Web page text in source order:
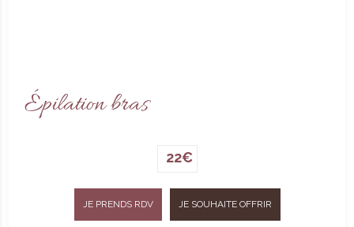
Épilation bras
22€
JE PRENDS RDV JE SOUHAITE OFFRIR